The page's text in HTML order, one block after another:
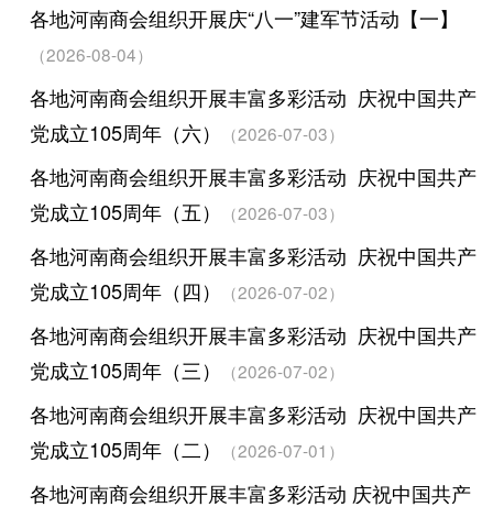
各地河南商会组织开展庆“八一”建军节活动【一】
（2026-08-04）
各地河南商会组织开展丰富多彩活动 庆祝中国共产
党成立105周年（六）
（2026-07-03）
各地河南商会组织开展丰富多彩活动 庆祝中国共产
党成立105周年（五）
（2026-07-03）
各地河南商会组织开展丰富多彩活动 庆祝中国共产
党成立105周年（四）
（2026-07-02）
各地河南商会组织开展丰富多彩活动 庆祝中国共产
党成立105周年（三）
（2026-07-02）
各地河南商会组织开展丰富多彩活动 庆祝中国共产
党成立105周年（二）
（2026-07-01）
各地河南商会组织开展丰富多彩活动 庆祝中国共产